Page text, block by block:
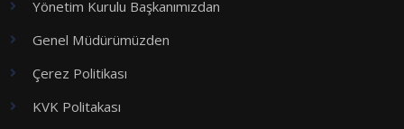
Yönetim Kurulu Başkanımızdan
Genel Müdürümüzden
Çerez Politikası
KVK Politakası